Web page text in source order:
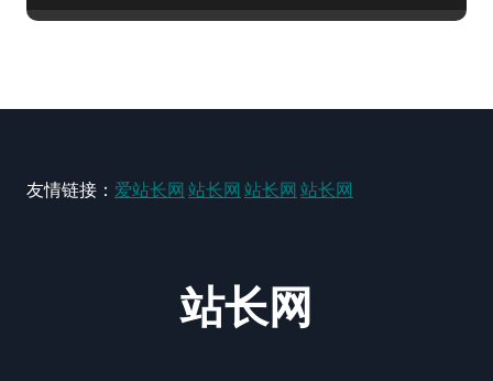
友情链接： 爱站长网 站长网 站长网 站长网
站长网